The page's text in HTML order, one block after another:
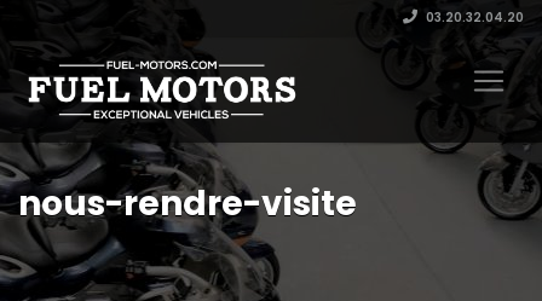
03.20.32.04.20
nous-rendre-visite